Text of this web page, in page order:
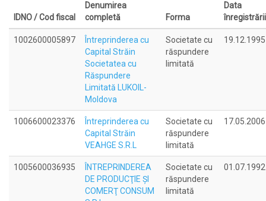
IDNO / Cod fiscal
Denumirea
completă
Forma
Data
înregistrării
1002600005897
Întreprinderea cu
Capital Străin
Societatea cu
Răspundere
Limitată LUKOIL-
Moldova
Societate cu
răspundere
limitată
19.12.1995
1006600023376
Întreprinderea cu
Capital Străin
VEAHGE S.R.L
Societate cu
răspundere
limitată
17.05.2006
1005600036935
ÎNTREPRINDEREA
DE PRODUCŢIE ŞI
COMERŢ CONSUM
Societate cu
răspundere
limitată
01.07.1992